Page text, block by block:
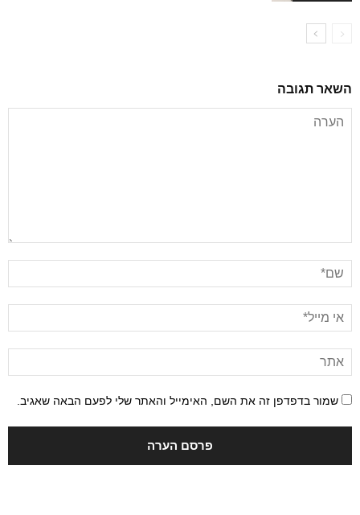
השאר תגובה
שמור בדפדפן זה את השם, האימייל והאתר שלי לפעם הבאה שאגיב.